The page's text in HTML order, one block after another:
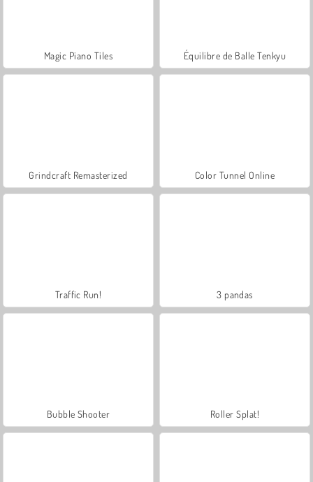
Magic Piano Tiles Équilibre de Balle Tenkyu
Grindcraft Remasterized Color Tunnel Online
Traffic Run! 3 pandas
Bubble Shooter Roller Splat!